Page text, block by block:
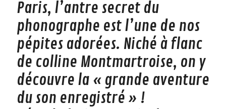
Paris, l’antre secret du
phonographe est l’une de nos
pépites adorées. Niché à flanc
de colline Montmartroise, on y
découvre la « grande aventure
du son enregistré » !